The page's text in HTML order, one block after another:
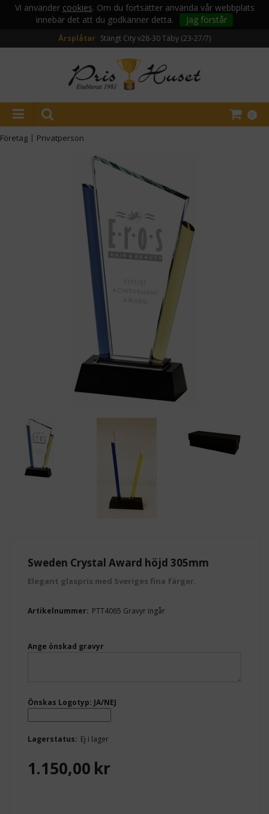
Vi använder cookies. Om du fortsätter använda vår webbplats
innebär det att du godkänner detta.
Jag förstår
Årsplåtar Stängt City v28-30Täby (23-27/7)
0
Företag | Privatperson
Sweden Crystal Award höjd 305mm
Elegant glaspris med Sveriges fina färger.
Artikelnummer: PTT4065 Gravyr ingår
Ange önskad gravyr
Önskas Logotyp: JA/NEJ
Lagerstatus: Ej i lager
1.150,00 kr